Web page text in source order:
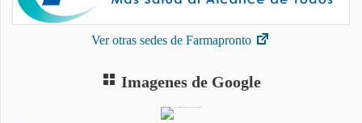
Ver otras sedes de Farmapronto
Imagenes de Google